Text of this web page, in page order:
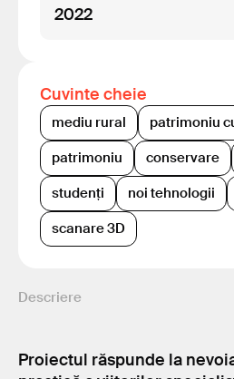
2022
Cuvinte cheie
mediu rural
patrimoniu
patrimoniu
conservare
studenți
noi tehnologii
scanare 3D
Descriere
Proiectul răspunde la